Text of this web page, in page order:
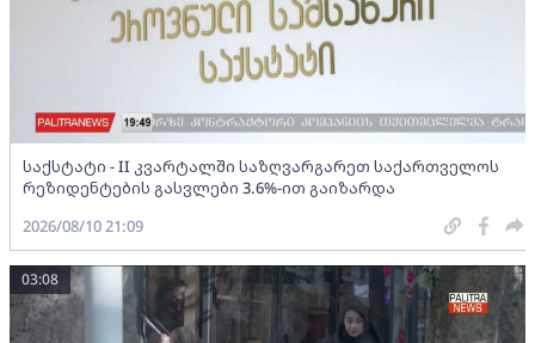
საქსტატი - II კვარტალში საზღვარგარეთ საქართველოს
რეზიდენტების გასვლები 3.6%-ით გაიზარდა
2026/08/10 21:09
03:08